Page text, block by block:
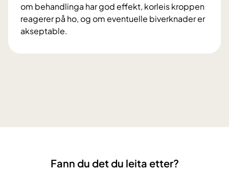
om behandlinga har god effekt, korleis kroppen
reagerer på ho, og om eventuelle biverknader er
akseptable.
v
i
Fann du det du leita etter?